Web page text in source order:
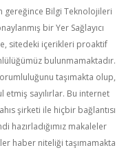
gereğince Bilgi Teknolojileri
bir Yer Sağlayıcı
sitedeki içerikleri proaktif
bulunmamaktadır.
taşımakta olup,
sayılırlar. Bu internet
şirketi ile hiçbir bağlantısı
hazırladığımız makaleler
haber niteliği taşımamakta